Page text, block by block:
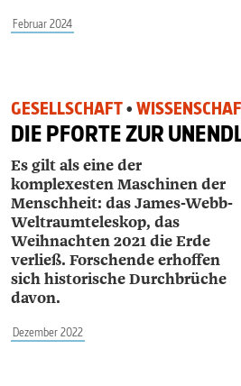
Februar 2024
GESELLSCHAFT•
DIE PFORTE ZUR
Es gilt als eine der
komplexesten Maschinen der
Menschheit: das James-Webb-
Weltraumteleskop, das
Weihnachten 2021 die Erde
verließ. Forschende erhoffen
sich historische Durchbrüche
davon.
Dezember 2022